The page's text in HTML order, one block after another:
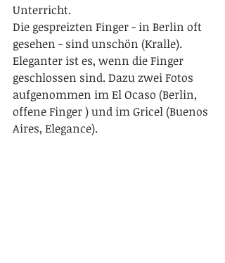
Unterricht.
Die gespreizten Finger - in Berlin oft
gesehen - sind unschön (Kralle).
Eleganter ist es, wenn die Finger
geschlossen sind. Dazu zwei Fotos
aufgenommen im El Ocaso (Berlin,
offene Finger ) und im Gricel (Buenos
Aires, Elegance).